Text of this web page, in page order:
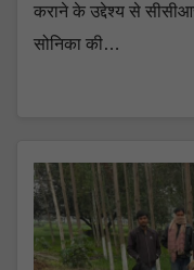
कराने के उद्देश्य से
सोनिका की…